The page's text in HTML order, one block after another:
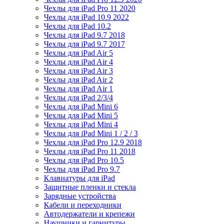
Чехлы для iPad Pro 11 2020
Чехлы для iPad 10.9 2022
Чехлы для iPad 10.2
Чехлы для iPad 9.7 2018
Чехлы для iPad 9.7 2017
Чехлы для iPad Air 5
Чехлы для iPad Air 4
Чехлы для iPad Air 3
Чехлы для iPad Air 2
Чехлы для iPad Air 1
Чехлы для iPad 2/3/4
Чехлы для iPad Mini 6
Чехлы для iPad Mini 5
Чехлы для iPad Mini 4
Чехлы для iPad Mini 1 / 2 / 3
Чехлы для iPad Pro 12.9 2018
Чехлы для iPad Pro 11 2018
Чехлы для iPad Pro 10.5
Чехлы для iPad Pro 9.7
Клавиатуры для iPad
Защитные пленки и стекла
Зарядные устройства
Кабели и переходники
Автодержатели и крепежи